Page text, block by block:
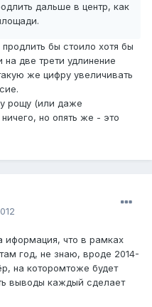
дальше в центр, как
бы стоило хотя бы
две трети удлинение
же цифру увеличивать
рощу (или даже
но опять же - это
иформация, что в рамках
год, не знаю, вроде 2014-
на которомтоже будет
выводы каждый сделает